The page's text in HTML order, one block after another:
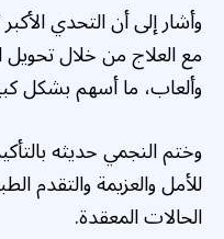
وأشار إلى أن التحدي
مع العلاج من خلال
وألعاب، ما أسهم بشكل
وختم النجمي حديثه
للأمل والعزيمة
الحالات المعقدة.